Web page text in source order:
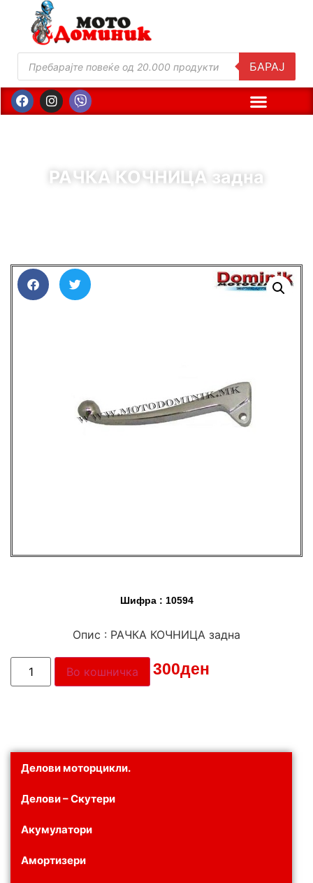
БАРАЈ
РАЧКА КОЧНИЦА задна
Делови моторцикли.
Делови – Скутери
Акумулатори
Амортизери
Шифра : 10594
Опис : РАЧКА КОЧНИЦА задна
Цена: 300ден
Во кошничка